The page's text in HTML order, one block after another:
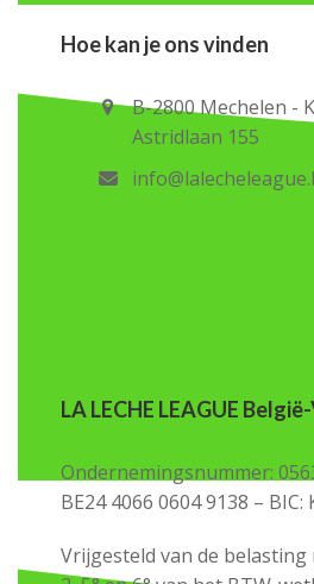
Hoe kan je ons vinden
B-2800 Mechelen -
Astridlaan 155
LA LECHE LEAGUE
Ondernemingsnummer:
BE24 4066 0604 9138 – BIC:
Vrijgesteld van de belasting